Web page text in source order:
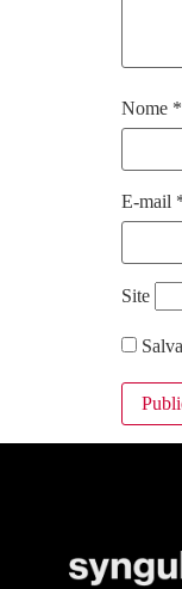
Nome *
E-mail
Site